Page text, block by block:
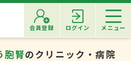
会員登録 ログイン メニュー
胞腎のクリニック・病院